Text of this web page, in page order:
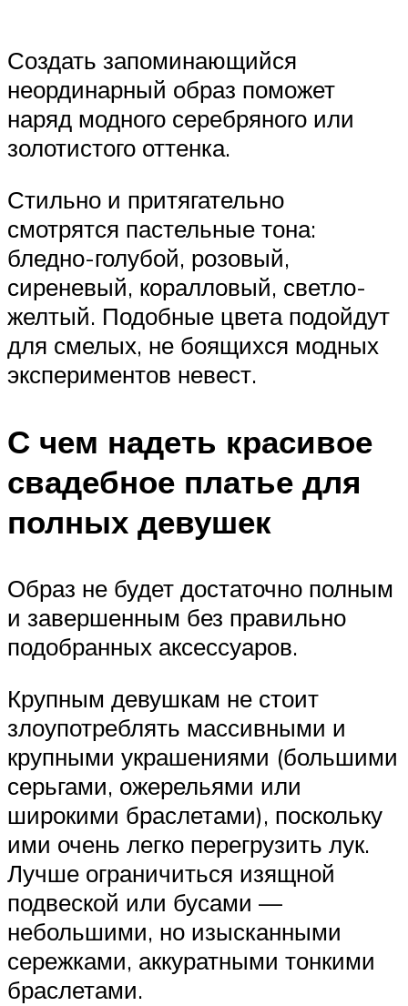
Создать запоминающийся
неординарный образ поможет
наряд модного серебряного или
золотистого оттенка.
Стильно и притягательно
смотрятся пастельные тона:
бледно-голубой, розовый,
сиреневый, коралловый, светло-
желтый. Подобные цвета подойдут
для смелых, не боящихся модных
экспериментов невест.
С чем надеть красивое
свадебное платье для
полных девушек
Образ не будет достаточно полным
и завершенным без правильно
подобранных аксессуаров.
Крупным девушкам не стоит
злоупотреблять массивными и
крупными украшениями (большими
серьгами, ожерельями или
широкими браслетами), поскольку
ими очень легко перегрузить лук.
Лучше ограничиться изящной
подвеской или бусами —
небольшими, но изысканными
сережками, аккуратными тонкими
браслетами.